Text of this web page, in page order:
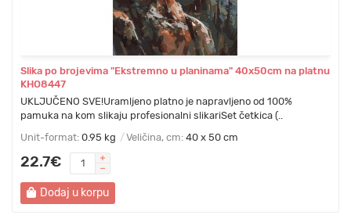
Slika po brojevima "Ekstremno u planinama" 40x50cm na platnu
KHO8447
UKLJUČENO SVE!Uramljeno platno je napravljeno od 100%
pamuka na kom slikaju profesionalni slikariSet četkica (..
Unit-format: 0.95 kg Veličina, cm: 40 x 50 cm
22.7€
Dodaj u korpu